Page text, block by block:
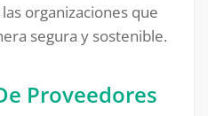
organizaciones que
segura y sostenible.
Proveedores